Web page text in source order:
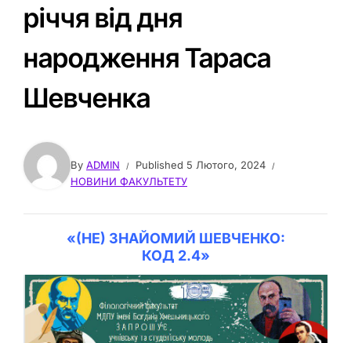
річчя від дня
народження Тараса
Шевченка
By ADMIN Published 5 Лютого, 2024
НОВИНИ ФАКУЛЬТЕТУ
«(НЕ) ЗНАЙОМИЙ ШЕВЧЕНКО:
КОД 2.4»